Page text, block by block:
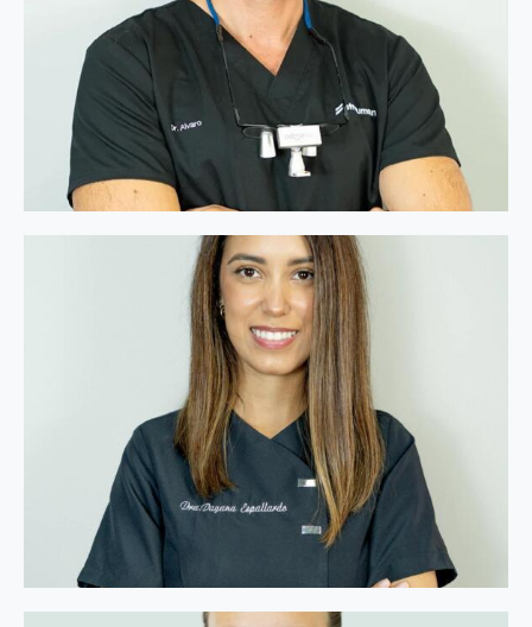
Dr. Álvaro Martín Mingorance
Odontologo
IN
Dra. Dayana Espallardo
Ortodoncista
Facebook
Instagram